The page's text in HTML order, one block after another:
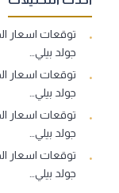
توقعات اسعار
جولد بيلي…
توقعات اسعار
جولد بيلي…
توقعات اسعار
جولد بيلي…
توقعات اسعار
جولد بيلي…